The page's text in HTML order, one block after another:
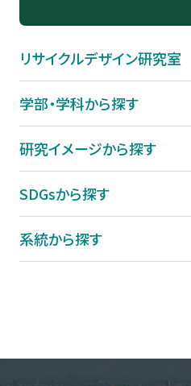
リサイクルデザイン研究室
学部・学科から探す
研究イメージから探す
SDGsから探す
系統から探す